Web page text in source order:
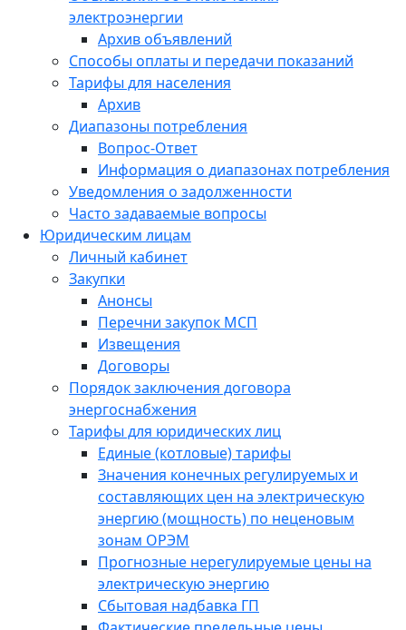
электроэнергии
Архив объявлений
Способы оплаты и передачи показаний
Тарифы для населения
Архив
Диапазоны потребления
Вопрос-Ответ
Информация о диапазонах потребления
Уведомления о задолженности
Часто задаваемые вопросы
Юридическим лицам
Личный кабинет
Закупки
Анонсы
Перечни закупок МСП
Извещения
Договоры
Порядок заключения договора
энергоснабжения
Тарифы для юридических лиц
Единые (котловые) тарифы
Значения конечных регулируемых и
составляющих цен на электрическую
энергию (мощность) по неценовым
зонам ОРЭМ
Прогнозные нерегулируемые цены на
электрическую энергию
Сбытовая надбавка ГП